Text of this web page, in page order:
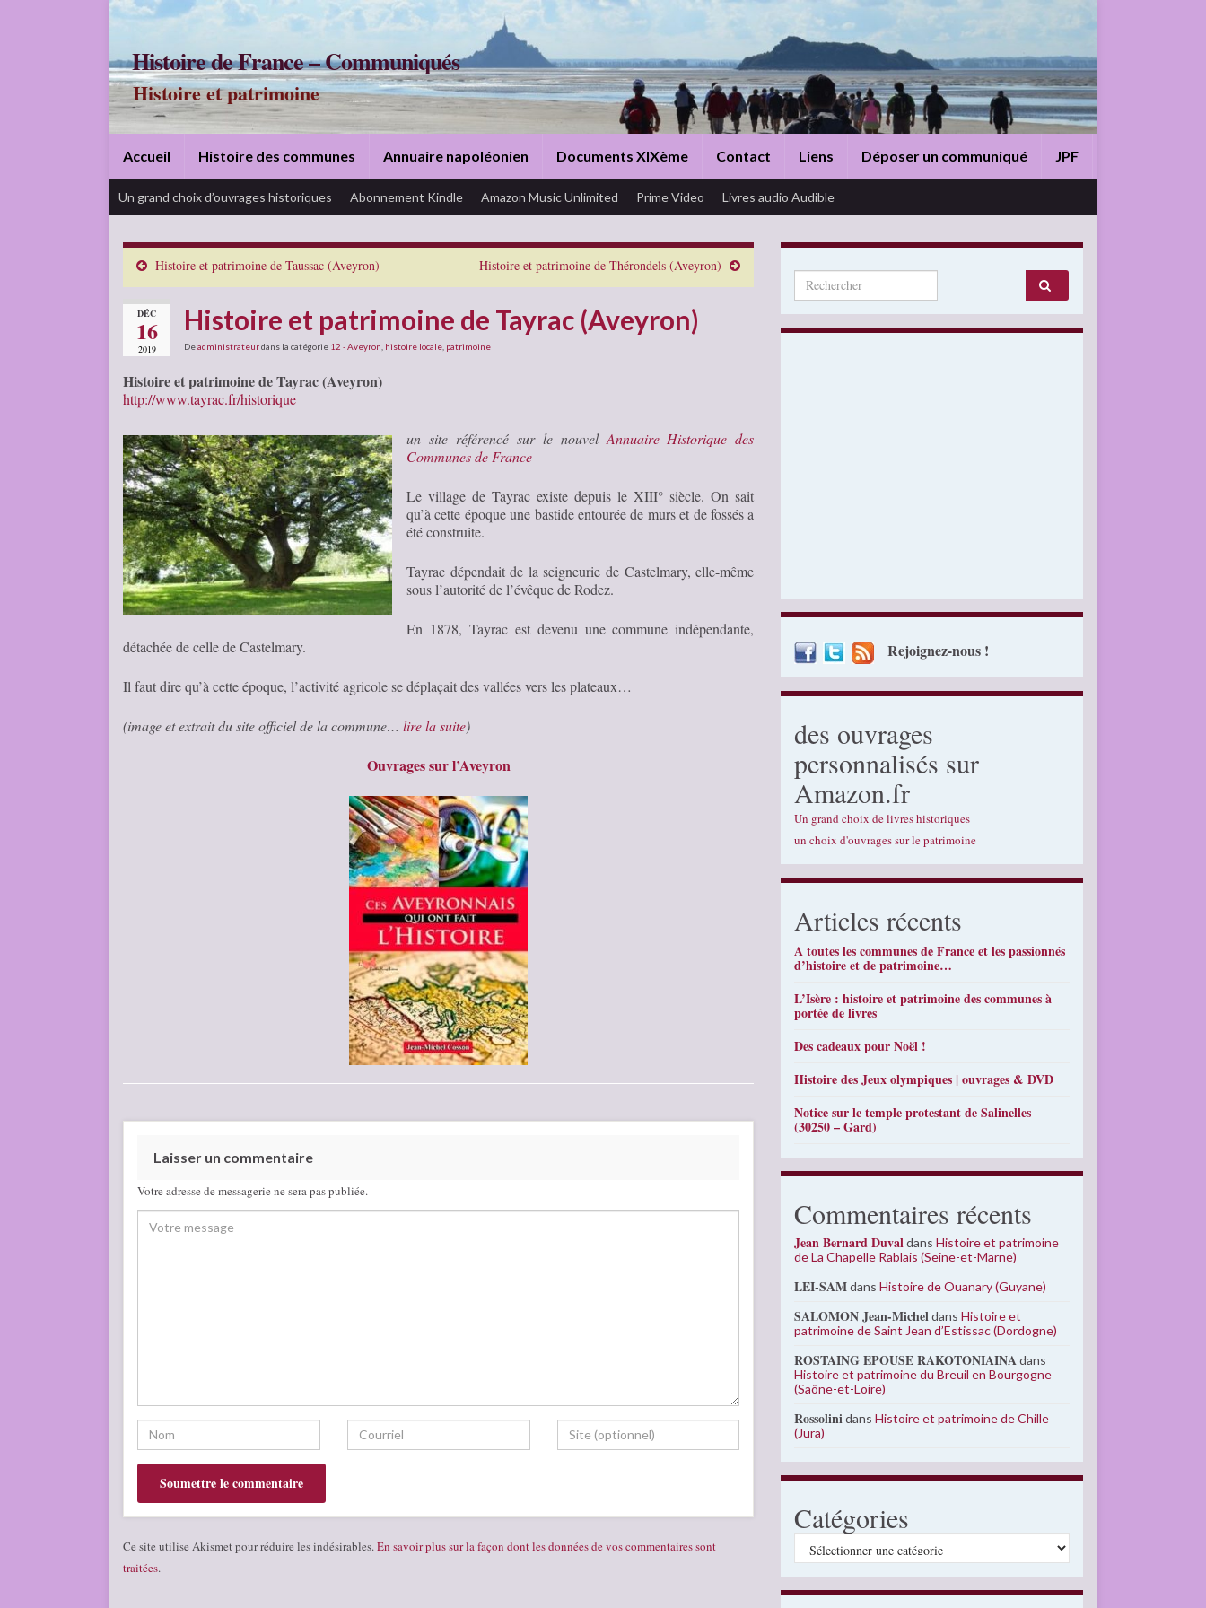
Histoire de France – Communiqués
Histoire et patrimoine
Accueil Histoire des communes Annuaire napoléonien Documents XIXème Contact Liens Déposer un communiqué JPF
Un grand choix d’ouvrages historiques Abonnement Kindle Amazon Music Unlimited Prime Video Livres audio Audible
Histoire et patrimoine de Taussac (Aveyron) Histoire et patrimoine de Thérondels (Aveyron)
DÉC
16
2019
Histoire et patrimoine de Tayrac (Aveyron)
Deadministrateurdans la catégorie 12 - Aveyron histoire locale patrimoine
Histoire et patrimoine de Tayrac (Aveyron)
http://www.tayrac.fr/historique
un site référencé sur le nouvel Annuaire Historique des
Communes de France
Le village de Tayrac existe depuis le XIII° siècle. On sait
qu’à cette époque une bastide entourée de murs et de fossés a
été construite.
Tayrac dépendait de la seigneurie de Castelmary, elle-même
sous l’autorité de l’évêque de Rodez.
En 1878, Tayrac est devenu une commune indépendante,
détachée de celle de Castelmary.
Il faut dire qu’à cette époque, l’activité agricole se déplaçait des vallées vers les plateaux…
(image et extrait du site officiel de la commune… lire la suite)
Ouvrages sur l’Aveyron
Laisser un commentaire
Votre adresse de messagerie ne sera pas publiée.
Ce site utilise Akismet pour réduire les indésirables. En savoir plus sur la façon dont les données de vos commentaires sont
traitées.
Search for:
Rejoignez-nous !
des ouvrages
personnalisés sur
Amazon.fr
Un grand choix de livres historiques
un choix d'ouvrages sur le patrimoine
Articles récents
A toutes les communes de France et les passionnés
d’histoire et de patrimoine…
L’Isère : histoire et patrimoine des communes à
portée de livres
Des cadeaux pour Noël !
Histoire des Jeux olympiques | ouvrages & DVD
Notice sur le temple protestant de Salinelles
(30250 – Gard)
Commentaires récents
Jean Bernard DuvaldansHistoire et patrimoine
de La Chapelle Rablais (Seine-et-Marne)
LEI-SAMdansHistoire de Ouanary (Guyane)
SALOMON Jean-MicheldansHistoire et
patrimoine de Saint Jean d’Estissac (Dordogne)
ROSTAING EPOUSE RAKOTONIAINAdans
Histoire et patrimoine du Breuil en Bourgogne
(Saône-et-Loire)
RossolinidansHistoire et patrimoine de Chille
(Jura)
Catégories
Catégories